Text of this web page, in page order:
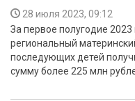
28 июля 2023, 09:12
За первое полугодие
региональный
последующих детей
сумму более 225 млн